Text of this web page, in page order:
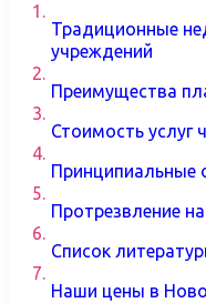
1.
Традиционные
учреждений
2.
Преимущества
3.
Стоимость услуг
4.
Принципиальные
5.
Протрезвление
6.
Список
7.
Наши цены в